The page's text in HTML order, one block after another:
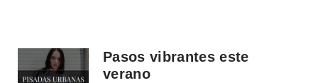
Pasos vibrantes este
verano